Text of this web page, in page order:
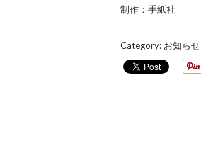
制作：手紙社
Category: お知らせ